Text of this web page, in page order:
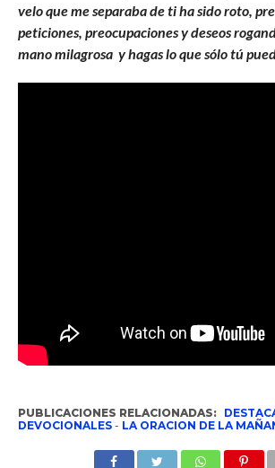
velo que me separaba de ti ha sido roto,
peticiones, preocupaciones y deseos
mano milagrosa y hagas lo que sólo tú
PUBLICACIONES RELACIONADAS:
DEVOCIONALES- LA ORACION DE LA